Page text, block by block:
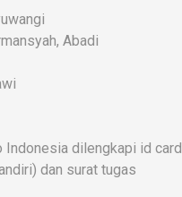
Abadi
Indonesia dilengkapi id card
dan surat tugas